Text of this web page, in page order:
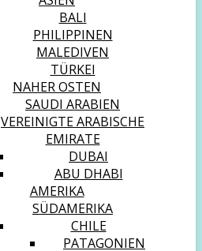
BALI
PHILIPPINEN
MALEDIVEN
TÜRKEI
NAHER OSTEN
SAUDI ARABIEN
VEREINIGTE ARABISCHE
EMIRATE
DUBAI
ABU DHABI
AMERIKA
SÜDAMERIKA
CHILE
PATAGONIEN